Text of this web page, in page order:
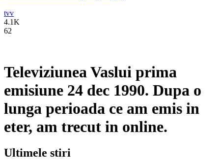
tvv
4.1K
62
Televiziunea Vaslui prima
emisiune 24 dec 1990. Dupa o
lunga perioada ce am emis in
eter, am trecut in online.
Ultimele stiri